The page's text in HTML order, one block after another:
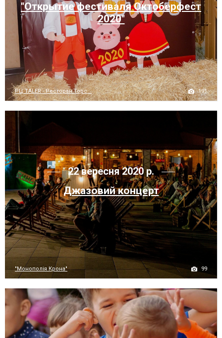
"Открытие фестиваля Октоберфест
2020"
РЦ TALER - Ресторан Торс... 191
22 вересня 2020 р.
Джазовий концерт
"Монополія Крона" 99